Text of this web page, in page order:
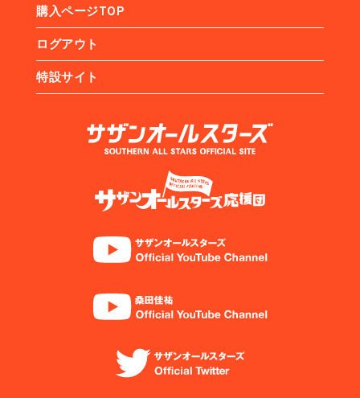
購入ページTOP
ログアウト
特設サイト